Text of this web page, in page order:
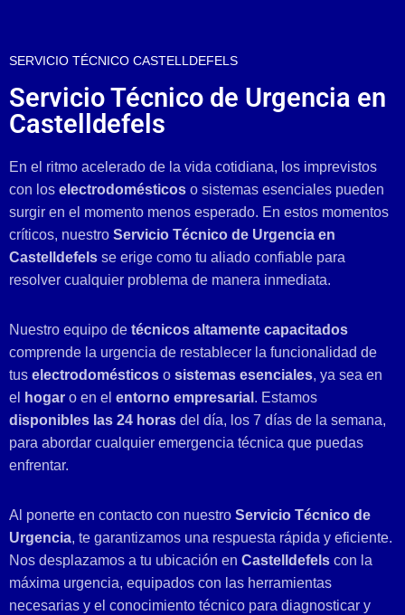
SERVICIO TÉCNICO CASTELLDEFELS
Servicio Técnico de Urgencia en
Castelldefels
En el ritmo acelerado de la vida cotidiana, los imprevistos
con los electrodomésticos o sistemas esenciales pueden
surgir en el momento menos esperado. En estos momentos
críticos, nuestro Servicio Técnico de Urgencia en
Castelldefels se erige como tu aliado confiable para
resolver cualquier problema de manera inmediata.
Nuestro equipo de técnicos altamente capacitados
comprende la urgencia de restablecer la funcionalidad de
tus electrodomésticos o sistemas esenciales, ya sea en
el
hogar o en el entorno empresarial . Estamos
disponibles las 24 horas del día, los 7 días de la semana,
para abordar cualquier emergencia técnica que puedas
enfrentar.
Al ponerte en contacto con nuestro Servicio Técnico de
Urgencia, te garantizamos una respuesta rápida y eficiente.
Nos desplazamos a tu ubicación en Castelldefels con la
máxima urgencia, equipados con las herramientas
necesarias y el conocimiento técnico para diagnosticar y